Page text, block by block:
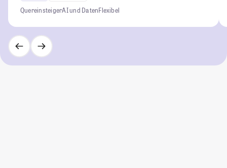
QuereinsteigerAI und DatenFlexibel